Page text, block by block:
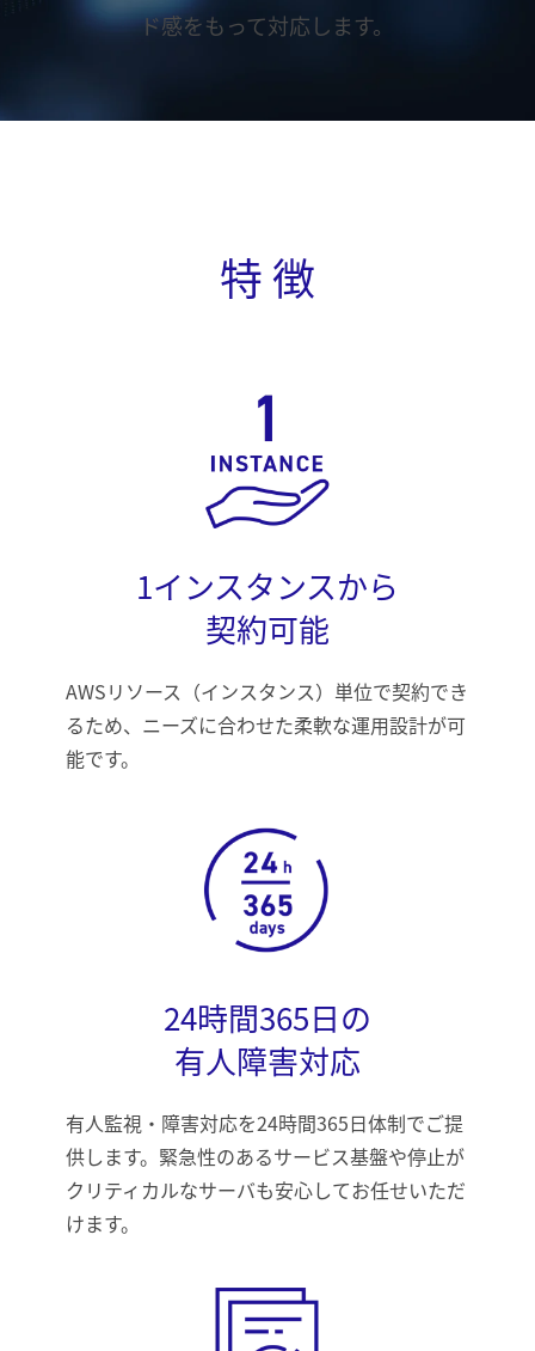
ド感をもって対応します。
特 徴
1インスタンスから
契約可能
AWSリソース（インスタンス）単位で契約でき
るため、ニーズに合わせた柔軟な運用設計が可
能です。
24時間365日の
有人障害対応
有人監視・障害対応を24時間365日体制でご提
供します。緊急性のあるサービス基盤や停止が
クリティカルなサーバも安心してお任せいただ
けます。